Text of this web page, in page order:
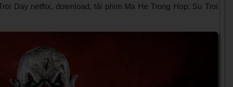
Day netflix, download, tải phim Ma He Trong Hop: Su Troi